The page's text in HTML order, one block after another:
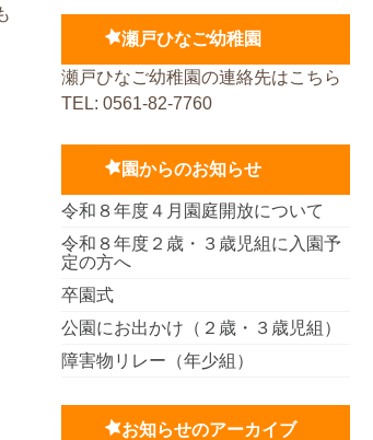
瀬戸ひなご幼稚園
瀬戸ひなご幼稚園の連絡先はこちら
TEL: 0561-82-7760
園からのお知らせ
令和８年度４月園庭開放について
令和８年度２歳・３歳児組に入園予
定の方へ
卒園式
公園にお出かけ（２歳・３歳児組）
障害物リレー（年少組）
お知らせのアーカイブ